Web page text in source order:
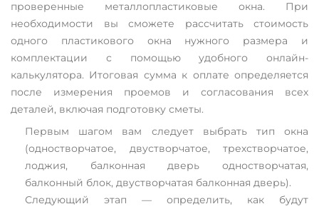
проверенные металлопластиковые окна. При
необходимости вы сможете рассчитать стоимость
одного пластикового окна нужного размера и
комплектации с помощью удобного онлайн-
калькулятора. Итоговая сумма к оплате определяется
после измерения проемов и согласования всех
деталей, включая подготовку сметы.
Первым шагом вам следует выбрать тип окна
(одностворчатое, двустворчатое, трехстворчатое,
лоджия, балконная дверь одностворчатая,
балконный блок, двустворчатая балконная дверь).
Следующий этап — определить, как будут